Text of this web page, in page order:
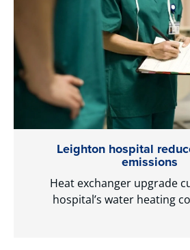
Leighton hospital
emissions
Heat exchanger upgrade
hospital’s water heating